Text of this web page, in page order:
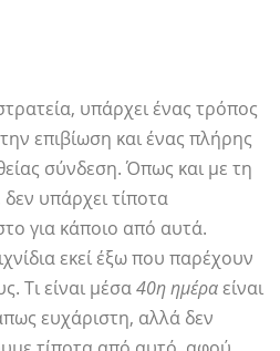
υπάρχει ένας τρόπος
επιβίωση και ένας πλήρης
σύνδεση. Όπως και με τη
δεν υπάρχει τίποτα
για κάποιο από αυτά.
εκεί έξω που παρέχουν
Τι είναι μέσα40η ημέραείναι
ευχάριστη, αλλά δεν